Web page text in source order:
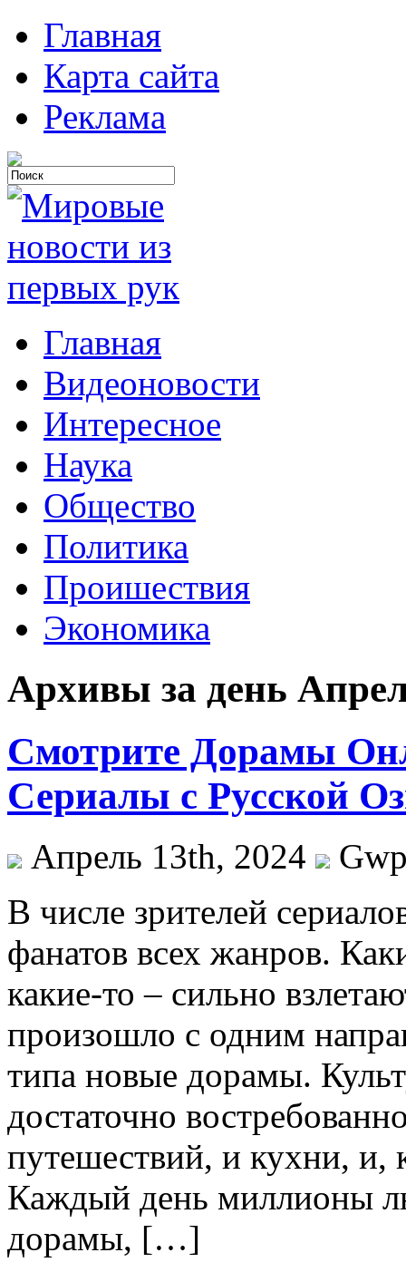
Главная
Карта сайта
Реклама
Главная
Видеоновости
Интересное
Наука
Общество
Политика
Проишествия
Экономика
Архивы за день
Смотрите Дорамы
Сериалы с Русской
Апрель 13th, 2024
В числe зритeлeй
фанатов всех жанров.
какие-то – сильно
произошло с одним
типа новые дорамы.
достаточно
путешествий, и кухни, и,
Каждый день миллионы
дорамы, […]